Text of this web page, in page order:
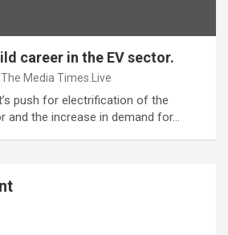
career in the EV sector.
The Media Times.Live
push for electrification of the
and the increase in demand for…